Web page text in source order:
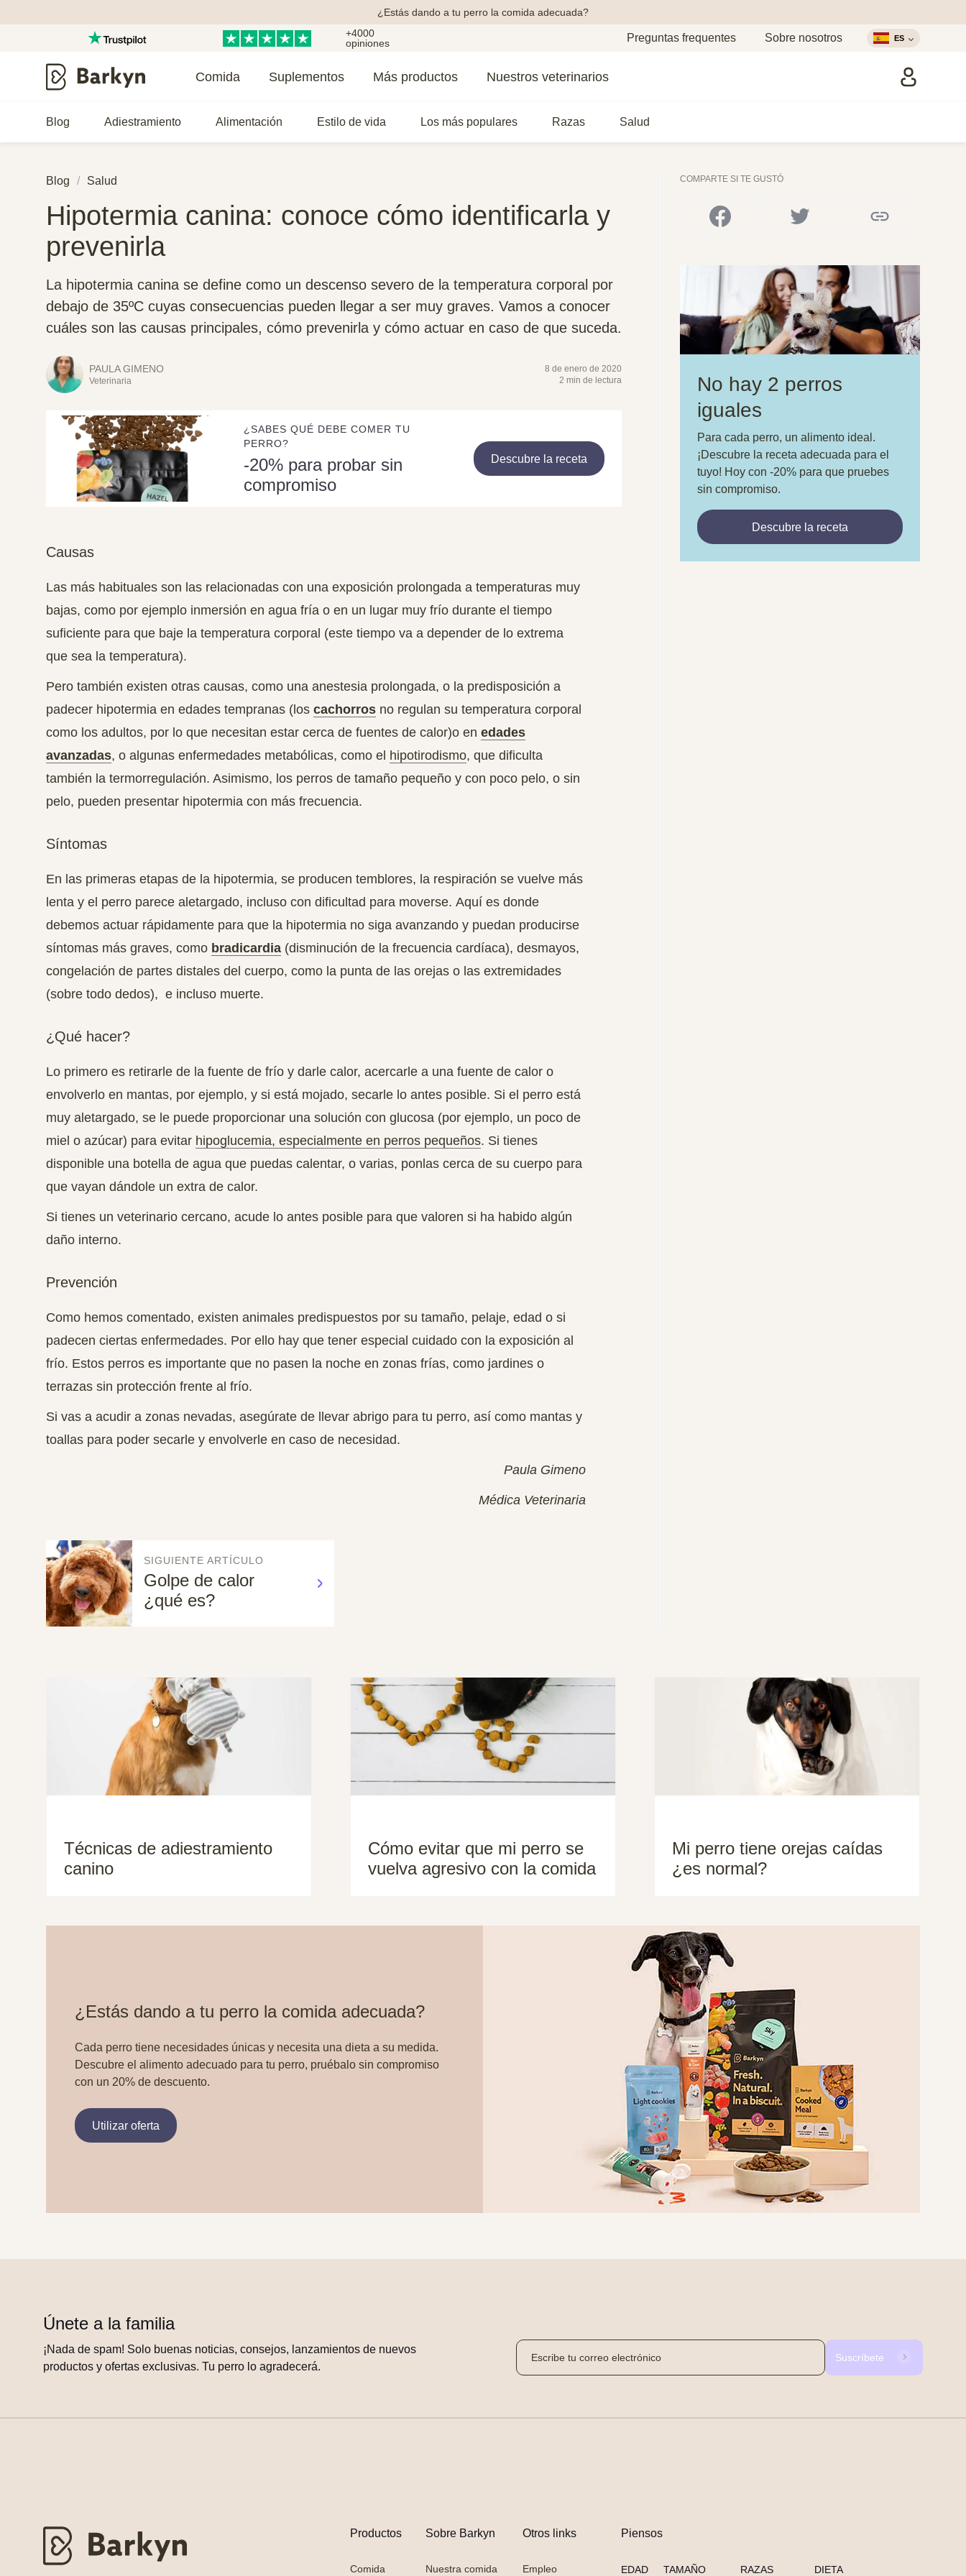
¿Estás dando a tu perro la comida adecuada?
+4000
opiniones
Preguntas frequentes Sobre nosotros ES
Comida Suplementos Más productos Nuestros veterinarios
Blog Adiestramiento Alimentación Estilo de vida Los más populares Razas Salud
Blog Salud
Hipotermia canina: conoce cómo identificarla y
prevenirla
La hipotermia canina se define como un descenso severo de la temperatura corporal por
debajo de 35ºC cuyas consecuencias pueden llegar a ser muy graves. Vamos a conocer
cuáles son las causas principales, cómo prevenirla y cómo actuar en caso de que suceda.
PAULA GIMENO
Veterinaria
8 de enero de 2020
2 min de lectura
¿SABES QUÉ DEBE COMER TU
PERRO?
-20% para probar sin
compromiso
Descubre la receta
Causas
Las más habituales son las relacionadas con una exposición prolongada a temperaturas muy
bajas, como por ejemplo inmersión en agua fría o en un lugar muy frío durante el tiempo
suficiente para que baje la temperatura corporal (este tiempo va a depender de lo extrema
que sea la temperatura).
Pero también existen otras causas, como una anestesia prolongada, o la predisposición a
padecer hipotermia en edades tempranas (los cachorros no regulan su temperatura corporal
como los adultos, por lo que necesitan estar cerca de fuentes de calor)o en edades
avanzadas, o algunas enfermedades metabólicas, como el hipotirodismo, que dificulta
también la termorregulación. Asimismo, los perros de tamaño pequeño y con poco pelo, o sin
pelo, pueden presentar hipotermia con más frecuencia.
Síntomas
En las primeras etapas de la hipotermia, se producen temblores, la respiración se vuelve más
lenta y el perro parece aletargado, incluso con dificultad para moverse. Aquí es donde
debemos actuar rápidamente para que la hipotermia no siga avanzando y puedan producirse
síntomas más graves, como bradicardia (disminución de la frecuencia cardíaca), desmayos,
congelación de partes distales del cuerpo, como la punta de las orejas o las extremidades
(sobre todo dedos), e incluso muerte.
¿Qué hacer?
Lo primero es retirarle de la fuente de frío y darle calor, acercarle a una fuente de calor o
envolverlo en mantas, por ejemplo, y si está mojado, secarle lo antes posible. Si el perro está
muy aletargado, se le puede proporcionar una solución con glucosa (por ejemplo, un poco de
miel o azúcar) para evitar hipoglucemia, especialmente en perros pequeños. Si tienes
disponible una botella de agua que puedas calentar, o varias, ponlas cerca de su cuerpo para
que vayan dándole un extra de calor.
Si tienes un veterinario cercano, acude lo antes posible para que valoren si ha habido algún
daño interno.
Prevención
Como hemos comentado, existen animales predispuestos por su tamaño, pelaje, edad o si
padecen ciertas enfermedades. Por ello hay que tener especial cuidado con la exposición al
frío. Estos perros es importante que no pasen la noche en zonas frías, como jardines o
terrazas sin protección frente al frío.
Si vas a acudir a zonas nevadas, asegúrate de llevar abrigo para tu perro, así como mantas y
toallas para poder secarle y envolverle en caso de necesidad.
Paula Gimeno
Médica Veterinaria
SIGUIENTE ARTÍCULO
Golpe de calor
¿qué es?
COMPARTE SI TE GUSTÓ
No hay 2 perros
iguales
Para cada perro, un alimento ideal.
¡Descubre la receta adecuada para el
tuyo! Hoy con -20% para que pruebes
sin compromiso.
Descubre la receta
Técnicas de adiestramiento
canino
Cómo evitar que mi perro se
vuelva agresivo con la comida
Mi perro tiene orejas caídas
¿es normal?
¿Estás dando a tu perro la comida adecuada?
Cada perro tiene necesidades únicas y necesita una dieta a su medida.
Descubre el alimento adecuado para tu perro, pruébalo sin compromiso
con un 20% de descuento.
Utilizar oferta
Únete a la familia
¡Nada de spam! Solo buenas noticias, consejos, lanzamientos de nuevos
productos y ofertas exclusivas. Tu perro lo agradecerá.
Suscríbete
Productos
Comida
Sobre Barkyn
Nuestra comida
Otros links
Empleo
Piensos
EDAD TAMAÑO RAZAS DIETA